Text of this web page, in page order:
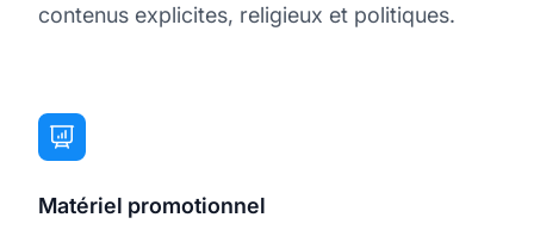
contenus explicites, religieux et politiques.
Matériel promotionnel